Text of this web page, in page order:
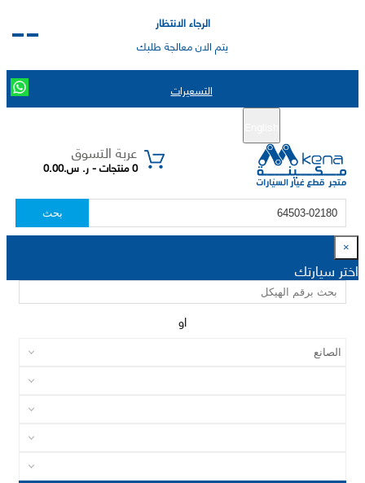
الرجاء الانتظار
يتم الان معالجة طلبك
التسعيرات
عربة التسوق
0 منتجات - ر. س.0.00
بحث
×
اختر سيارتك
او